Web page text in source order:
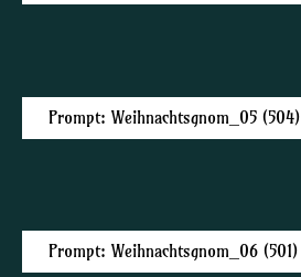
Prompt: Weihnachtsgnom_05 (504)
Prompt: Weihnachtsgnom_06 (501)